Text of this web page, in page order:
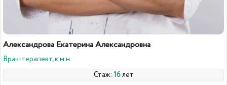
Александрова Екатерина Александровна
Врач-терапевт, к.м.н.
Стаж: 16лет